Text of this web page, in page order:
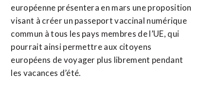
européenne présentera en mars une proposition
visant à créer un passeport vaccinal numérique
commun à tous les pays membres de l’UE, qui
pourrait ainsi permettre aux citoyens
européens de voyager plus librement pendant
les vacances d’été.